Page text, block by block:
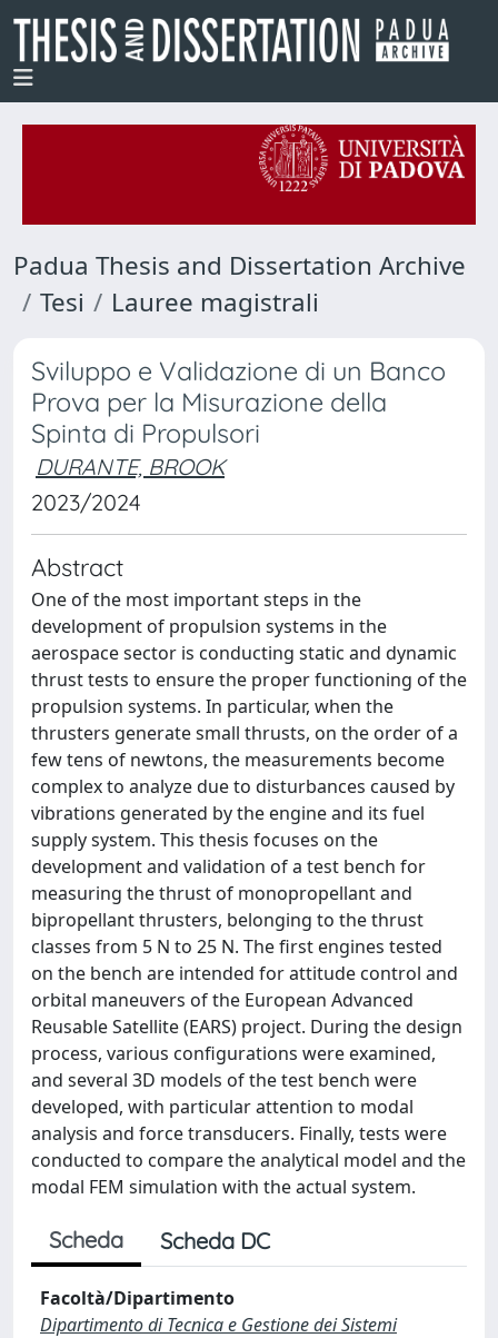
Padua Thesis and Dissertation Archive
Tesi
Lauree magistrali
Sviluppo e Validazione di un Banco
Prova per la Misurazione della
Spinta di Propulsori
DURANTE, BROOK
2023/2024
Abstract
One of the most important steps in the
development of propulsion systems in the
aerospace sector is conducting static and dynamic
thrust tests to ensure the proper functioning of the
propulsion systems. In particular, when the
thrusters generate small thrusts, on the order of a
few tens of newtons, the measurements become
complex to analyze due to disturbances caused by
vibrations generated by the engine and its fuel
supply system. This thesis focuses on the
development and validation of a test bench for
measuring the thrust of monopropellant and
bipropellant thrusters, belonging to the thrust
classes from 5 N to 25 N. The first engines tested
on the bench are intended for attitude control and
orbital maneuvers of the European Advanced
Reusable Satellite (EARS) project. During the design
process, various configurations were examined,
and several 3D models of the test bench were
developed, with particular attention to modal
analysis and force transducers. Finally, tests were
conducted to compare the analytical model and the
modal FEM simulation with the actual system.
Scheda Scheda DC
Facoltà/Dipartimento
Dipartimento di Tecnica e Gestione dei Sistemi